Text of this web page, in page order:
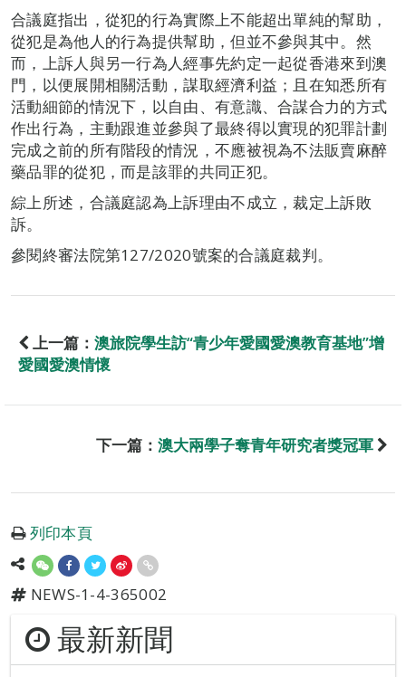
合議庭指出，從犯的行為實際上不能超出單純的幫助，
從犯是為他人的行為提供幫助，但並不參與其中。然
而，上訴人與另一行為人經事先約定一起從香港來到澳
門，以便展開相關活動，謀取經濟利益；且在知悉所有
活動細節的情況下，以自由、有意識、合謀合力的方式
作出行為，主動跟進並參與了最終得以實現的犯罪計劃
完成之前的所有階段的情況，不應被視為不法販賣麻醉
藥品罪的從犯，而是該罪的共同正犯。
綜上所述，合議庭認為上訴理由不成立，裁定上訴敗
訴。
參閱終審法院第127/2020號案的合議庭裁判。
上一篇： 澳旅院學生訪“青少年愛國愛澳教育基地”增
愛國愛澳情懷
下一篇： 澳大兩學子奪青年研究者獎冠軍
列印本頁
NEWS-1-4-365002
最新新聞